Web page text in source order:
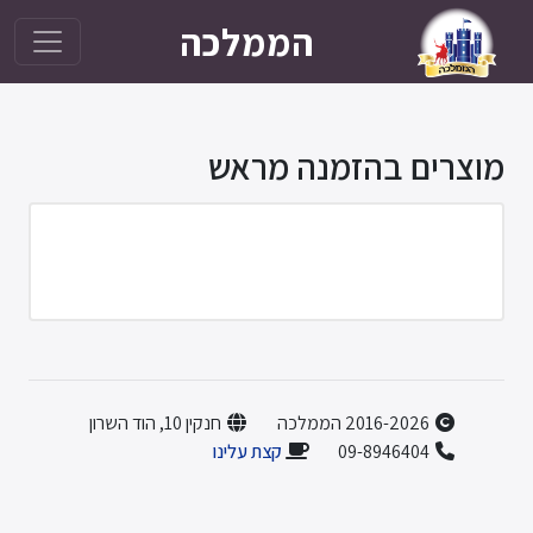
הממלכה
מוצרים בהזמנה מראש
חנקין 10, הוד השרון
קצת עלינו